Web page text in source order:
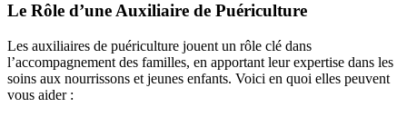
Le Rôle d’une Auxiliaire de Puériculture
Les auxiliaires de puériculture jouent un rôle clé dans
l’accompagnement des familles, en apportant leur expertise dans les
soins aux nourrissons et jeunes enfants. Voici en quoi elles peuvent
vous aider :